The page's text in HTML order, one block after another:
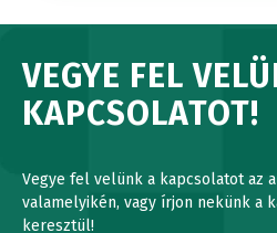
VEGYE FEL
KAPCSOLATOT!
Vegye fel velünk a kapcsolatot az
valamelyikén, vagy írjon nekünk a
keresztül!